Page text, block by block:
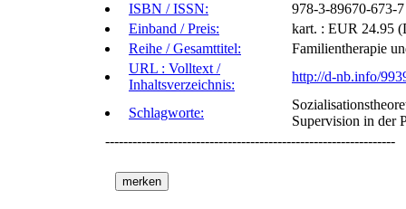
ISBN / ISSN:
978-3-89670-673-7
Einband / Preis:
kart. : EUR 24.95
Reihe / Gesamttitel:
Familientherapie
URL : Volltext /
Inhaltsverzeichnis:
http://d-nb.info/
Schlagworte:
Supervision in der
----------------------------------------------------------------